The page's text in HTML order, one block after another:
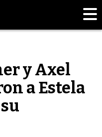
y Axel
a Estela